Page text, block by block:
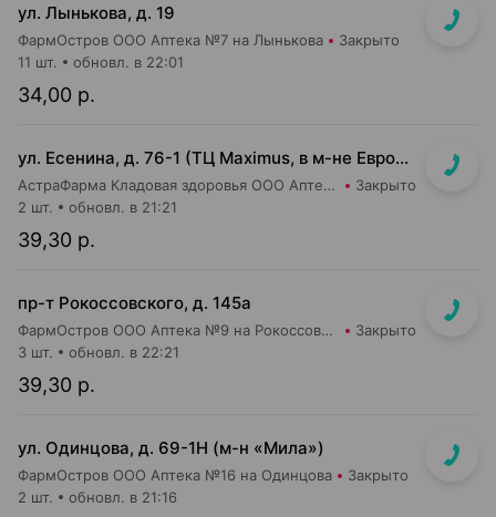
ул. Лынькова, д. 19
ФармОстров ООО Аптека №7 на Лынькова Закрыто
34,00 р.
11 шт. обновл. в 22:01
ул. Есенина, д. 76-1 (ТЦ Maximus, в м-не Евроопт Super)
АстраФарма Кладовая здоровья ООО Аптека №9 Закрыто
39,30 р.
2 шт. обновл. в 21:21
пр-т Рокоссовского, д. 145а
ФармОстров ООО Аптека №9 на Рокоссовского Закрыто
39,30 р.
3 шт. обновл. в 22:21
ул. Одинцова, д. 69-1Н (м-н «Мила»)
ФармОстров ООО Аптека №16 на Одинцова Закрыто
2 шт. обновл. в 21:16